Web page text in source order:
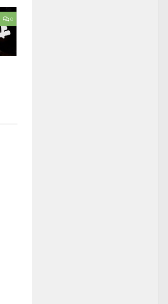
0